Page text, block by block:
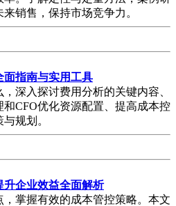
销售，保持市场竞争力。
面指南与实用工具
深入探讨费用分析的关键内容、
CFO优化资源配置、提高成本控
规划。
升企业效益全面解析
掌握有效的成本管控策略。本文